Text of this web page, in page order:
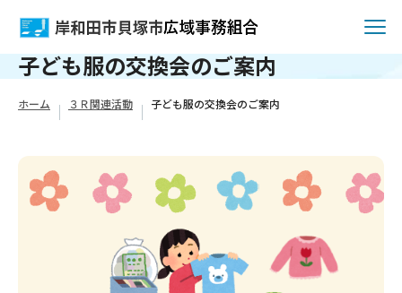
子ども服の交換会のご案内
ホーム ３Ｒ関連活動 子ども服の交換会のご案内